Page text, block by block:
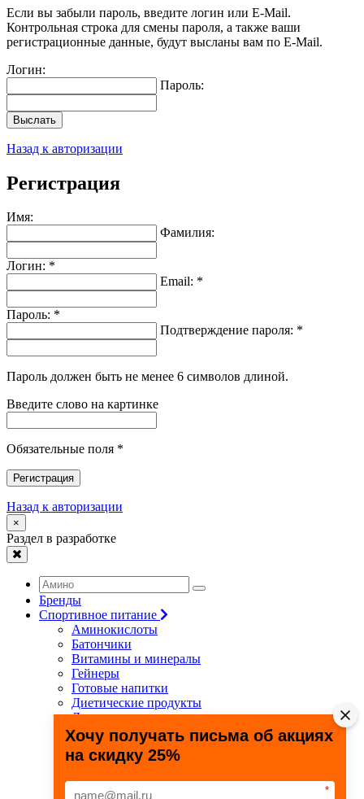
Если вы забыли пароль, введите логин или E-Mail.
Контрольная строка для смены пароля, а также ваши
регистрационные данные, будут высланы вам по E-Mail.
Логин:
Пароль:
Выслать
Назад к авторизации
Регистрация
Имя:
Фамилия:
Логин: *
Email: *
Пароль: *
Подтверждение пароля: *
Пароль должен быть не менее 6 символов длиной.
Введите слово на картинке
Обязательные поля *
Регистрация
Назад к авторизации
×
Раздел в разработке
Бренды
Спортивное питание
Аминокислоты
Батончики
Витамины и минералы
Гейнеры
Готовые напитки
Диетические продукты
Для связок и суставов
Жиросжигатели
Здоровье и долголетие
Креатин
Специальные препараты
Хочу получать письма об акциях
на скидку 25%
*